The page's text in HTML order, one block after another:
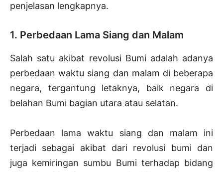
penjelasan lengkapnya.
1. Perbedaan Lama Siang dan Malam
Salah satu akibat revolusi Bumi adalah adanya
perbedaan waktu siang dan malam di beberapa
negara, tergantung letaknya, baik negara di
belahan Bumi bagian utara atau selatan.
Perbedaan lama waktu siang dan malam ini
terjadi sebagai akibat dari revolusi bumi dan
juga kemiringan sumbu Bumi terhadap bidang